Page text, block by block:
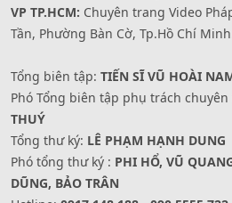
VP TP.HCM: Chuyên trang Video
Tần, Phường Bàn Cờ, Tp.Hồ Chí
Tổng biên tập: TIẾN SĨ VŨ HOÀI
Phó Tổng biên tập phụ trách
THUÝ
Tổng thư ký: LÊ PHẠM HẠNH DUNG
Phó tổng thư ký : PHI HỔ, VŨ
DŨNG, BẢO TRÂN